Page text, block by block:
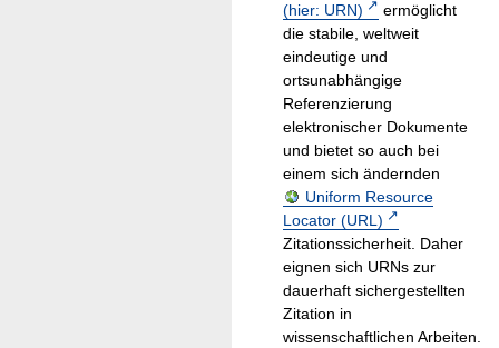
(hier: URN)
ermöglicht
die stabile, weltweit
eindeutige und
ortsunabhängige
Referenzierung
elektronischer Dokumente
und bietet so auch bei
einem sich ändernden
Uniform Resource
Locator (URL)
Zitationssicherheit. Daher
eignen sich URNs zur
dauerhaft sichergestellten
Zitation in
wissenschaftlichen Arbeiten.